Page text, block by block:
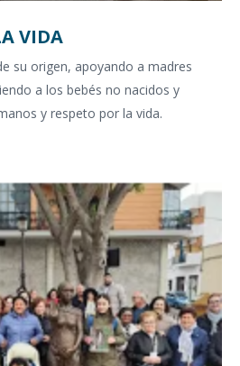
VIDA
su origen, apoyando a madres
a los bebés no nacidos y
y respeto por la vida.